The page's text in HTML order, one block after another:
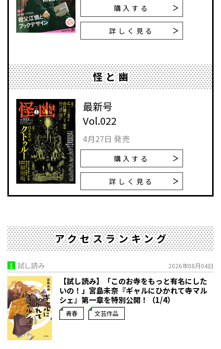
購入する
詳しく見る
怪と幽
最新号
Vol.022
4月27日 発売
購入する
詳しく見る
アクセスランキング
1 試し読み 2026年08月04日
【試し読み】「このお寺をもっと有名にした
いの！」宮島未奈『ギャルにひかれて寺マル
シェ』第一章を特別公開！（1/4）
青春 文芸作品